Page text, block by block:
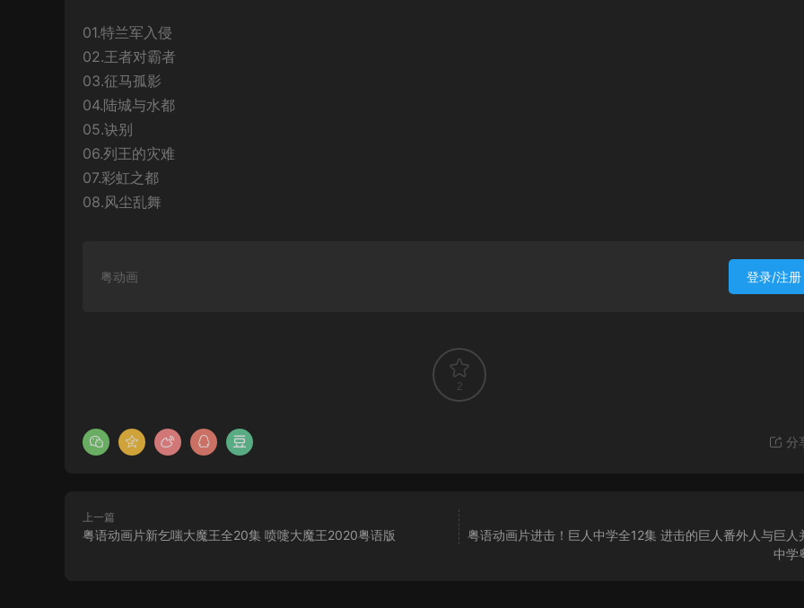
01.特兰军入侵
02.王者对霸者
03.征马孤影
04.陆城与水都
05.诀别
06.列王的灾难
07.彩虹之都
08.风尘乱舞
粤动画 登录/注册
2
分
上一篇
粤语动画片新乞嗤大魔王全20集 喷嚏大魔王2020粤语版
粤语动画片进击！巨人中学全12集 进击的巨人番外人与巨人
中学